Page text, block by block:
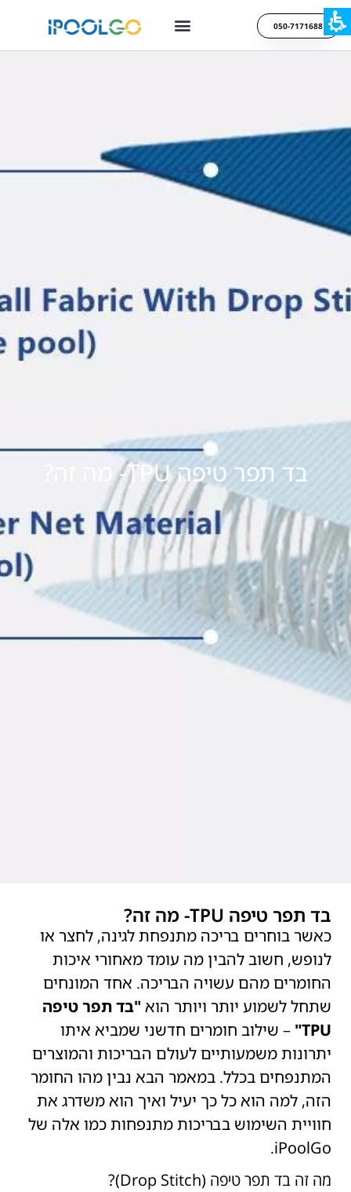
050-7171688
בד תפר טיפה TPU- מה זה?
בד תפר טיפה TPU- מה זה?
כאשר בוחרים בריכה מתנפחת לגינה, לחצר או
לנופש, חשוב להבין מה עומד מאחורי איכות
החומרים מהם עשויה הבריכה. אחד המונחים
שתחל לשמוע יותר ויותר הוא"בד תפר טיפה
TPU" – שילוב חומרים חדשני שמביא איתו
יתרונות משמעותיים לעולם הבריכות והמוצרים
המתנפחים בכלל. במאמר הבא נבין מהו החומר
הזה, למה הוא כל כך יעיל ואיך הוא משדרג את
חוויית השימוש בבריכות מתנפחות כמו אלה של
iPoolGo.
מה זה בד תפר טיפה (Drop Stitch)?